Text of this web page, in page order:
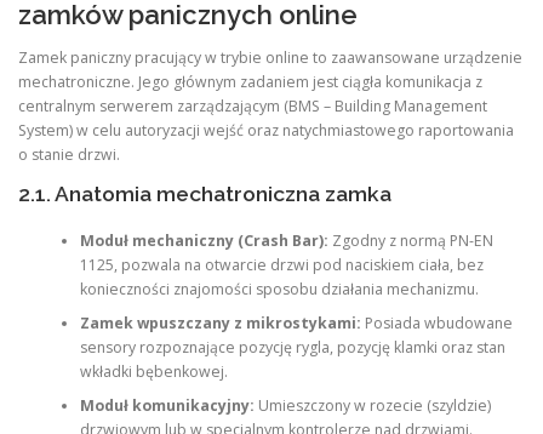
zamków panicznych online
Zamek paniczny pracujący w trybie online to zaawansowane urządzenie
mechatroniczne. Jego głównym zadaniem jest ciągła komunikacja z
centralnym serwerem zarządzającym (BMS – Building Management
System) w celu autoryzacji wejść oraz natychmiastowego raportowania
o stanie drzwi.
2.1. Anatomia mechatroniczna zamka
Moduł mechaniczny (Crash Bar): Zgodny z normą PN-EN
1125, pozwala na otwarcie drzwi pod naciskiem ciała, bez
konieczności znajomości sposobu działania mechanizmu.
Zamek wpuszczany z mikrostykami: Posiada wbudowane
sensory rozpoznające pozycję rygla, pozycję klamki oraz stan
wkładki bębenkowej.
Moduł komunikacyjny: Umieszczony w rozecie (szyldzie)
drzwiowym lub w specjalnym kontrolerze nad drzwiami.